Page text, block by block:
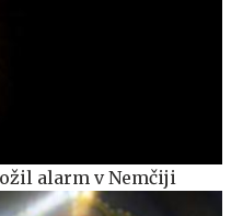
alarm v Nemčiji